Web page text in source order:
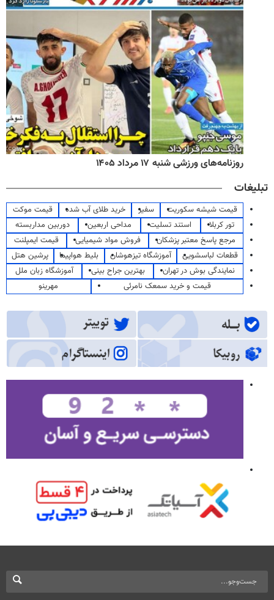
روزنامه‌های ورزشی شنبه ۱۷ مرداد ۱۴۰۵
تبلیغات
قیمت شیشه سکوریت سفیر خرید طلای آب شده
قیمت موکت
تور کربلا
استند تسلیت مداحی اربعین
دوربین مداربسته
مرجع پاسخ معتبر پزشکان
فروش مواد شیمیایی
قیمت ایمپلنت
قطعات لباسشویی
آموزشگاه تیزهوشان بلیط هواپیما
پرشین هتل
نمایندگی بوش در تهران
بهترین جراح بینی
آموزشگاه زبان ملل
قیمت و خرید سمعک نامرئی
مهرینو